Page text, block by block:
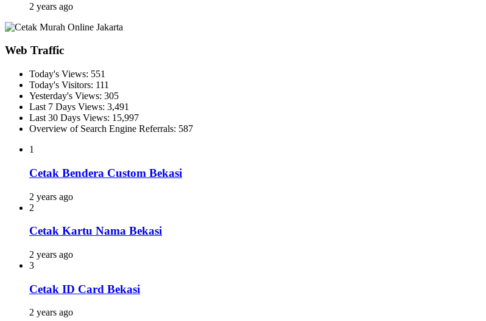
2 years ago
Web Traffic
Today's Views: 551
Today's Visitors: 111
Yesterday's Views: 305
Last 7 Days Views: 3,491
Last 30 Days Views: 15,997
Overview of Search Engine Referrals: 587
1
Cetak Bendera Custom Bekasi
2 years ago
2
Cetak Kartu Nama Bekasi
2 years ago
3
Cetak ID Card Bekasi
2 years ago